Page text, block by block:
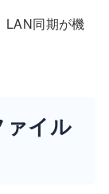
LAN同期が機
イル